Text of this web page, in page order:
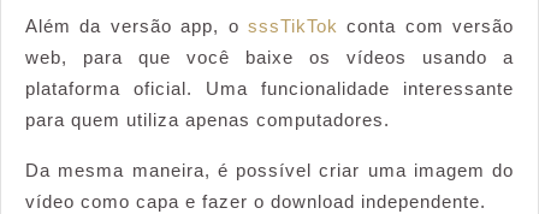
Além da versão app, o sssTikTok conta com versão
web, para que você baixe os vídeos usando a
plataforma oficial. Uma funcionalidade interessante
para quem utiliza apenas computadores.
Da mesma maneira, é possível criar uma imagem do
vídeo como capa e fazer o download independente.